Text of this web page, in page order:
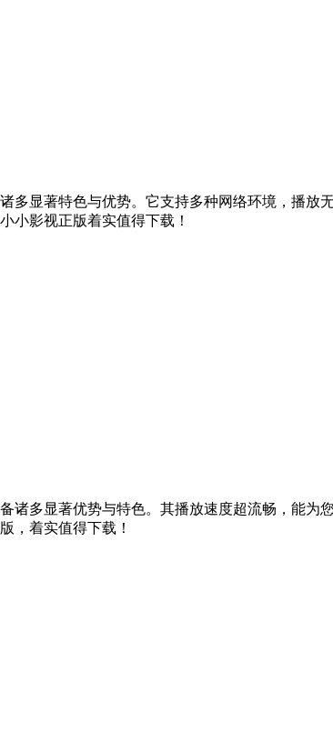
多显著特色与优势。它支持多种网络环境，播
小影视正版着实值得下载！
诸多显著优势与特色。其播放速度超流畅，能
，着实值得下载！